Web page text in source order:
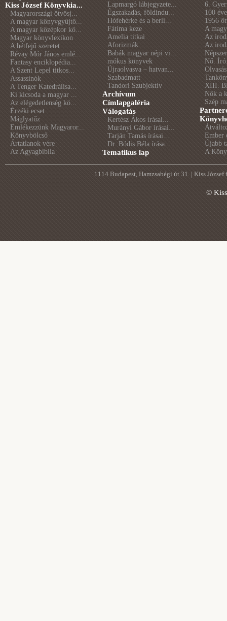
Kiss József Könyvkia...
Magyarországi ötvösj...
A magyar könyvgyűjtő...
A magyar középkor kö...
Magyar könyvlexikon
A hétfejű szeretet
Révay Mór János emlé...
Fantasy enciklopédia...
A Szent Lepel titkos...
Assassinók
A Tenger Katedrálisa...
Ki kicsoda a magyar ...
Az elégedetlenség kö...
Érzéki ecset
Máglyatűz
Emlékezzünk Magyaror...
Könyvbölcső
Ártatlanok vére
Az Agyagbiblia
Lapmargó lábjegyzete...
Égszakadás, földindu...
Hófehérke és a berli...
Fátima keze
Amelia titkai
Aforizmák
Babák magyar népi vi...
mókus könyvek
Újraolvasva – hatvan...
Szabadmatt
Tandori Szubjektív
Archívum
Címlapgaléria
Válogatás
Kertész Ákos írásai...
Murányi Gábor írásai...
Tarján Tamás írásai...
Dr. Bódis Béla írása...
Tematikus lap
6.
100
1956
A
Az
Az
Nő.
XIII.
Nők a
Szép
Ember
Újabb
A
1114 Budapest, Hamzsabégi út 31. | Kiss
©